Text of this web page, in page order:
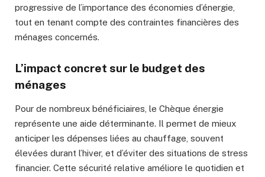
progressive de l’importance des économies d’énergie,
tout en tenant compte des contraintes financières des
ménages concernés.
L’impact concret sur le budget des
ménages
Pour de nombreux bénéficiaires, le Chèque énergie
représente une aide déterminante. Il permet de mieux
anticiper les dépenses liées au chauffage, souvent
élevées durant l’hiver, et d’éviter des situations de stress
financier. Cette sécurité relative améliore le quotidien et